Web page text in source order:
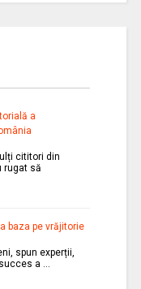
a
cititori din
rugat să
baza pe vrăjitorie
spun experții,
a …